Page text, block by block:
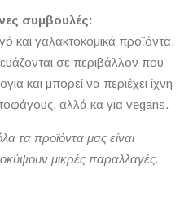
συμβουλές:
και γαλακτοκομικά προϊόντα.
σε περιβάλλον που
και μπορεί να περιέχει ίχνη
αλλά κα για vegans.
τα προϊόντα μας είναι
μικρές παραλλαγές.